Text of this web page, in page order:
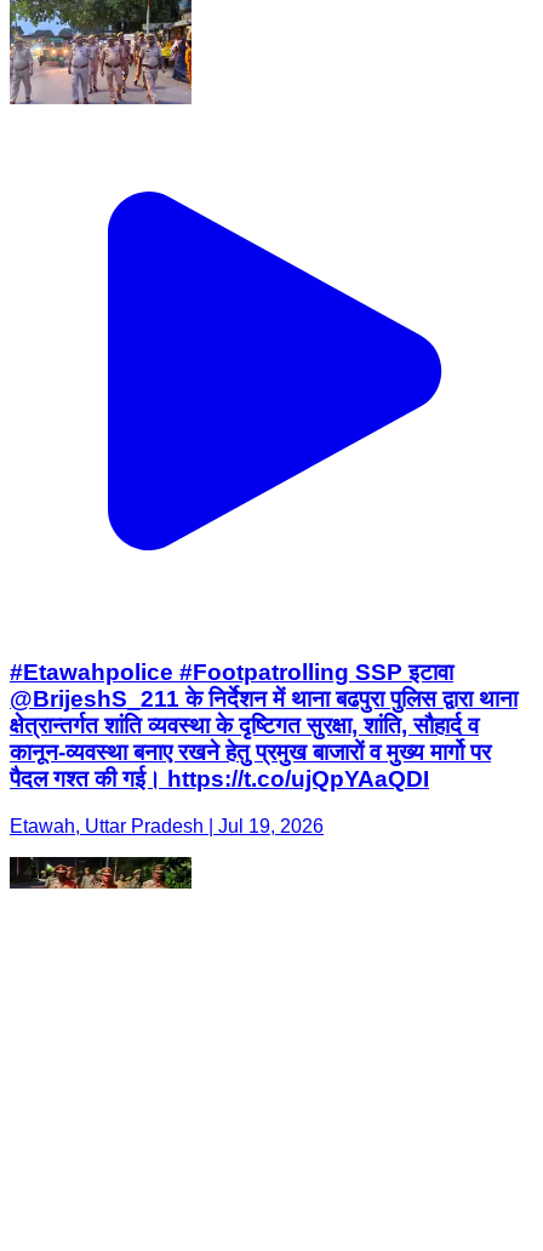
#Etawahpolice #Footpatrolling SSP इटावा
@BrijeshS_211 के निर्देशन में थाना बढपुरा पुलिस द्वारा थाना
क्षेत्रान्तर्गत शांति व्यवस्था के दृष्टिगत सुरक्षा, शांति, सौहार्द व
कानून-व्यवस्था बनाए रखने हेतु प्रमुख बाजारों व मुख्य मार्गो पर
पैदल गश्त की गई। https://t.co/ujQpYAaQDI
Etawah, Uttar Pradesh | Jul 19, 2026